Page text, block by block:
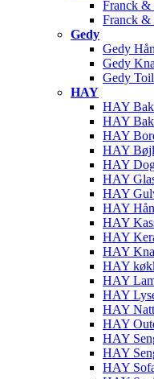
Franck &
Franck &
Gedy
Gedy
Gedy
Gedy
HAY
HAY
HAY
HAY
HAY
HAY
HAY
HAY
HAY
HAY
HAY
HAY
HAY
HAY
HAY
HAY
HAY
HAY
HAY
HAY